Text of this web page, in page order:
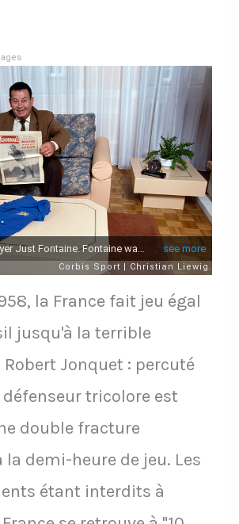
la France fait jeu égal
jusqu'à la terrible
Robert Jonquet : percuté
défenseur tricolore est
double fracture
la demi-heure de jeu. Les
étant interdits à